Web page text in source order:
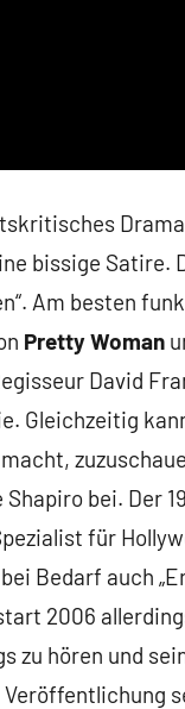
bissige Satire.
Am besten
Pretty Woman
David
Gleichzeitig
bei. Der
für
Bedarf auch
2006
zu hören und